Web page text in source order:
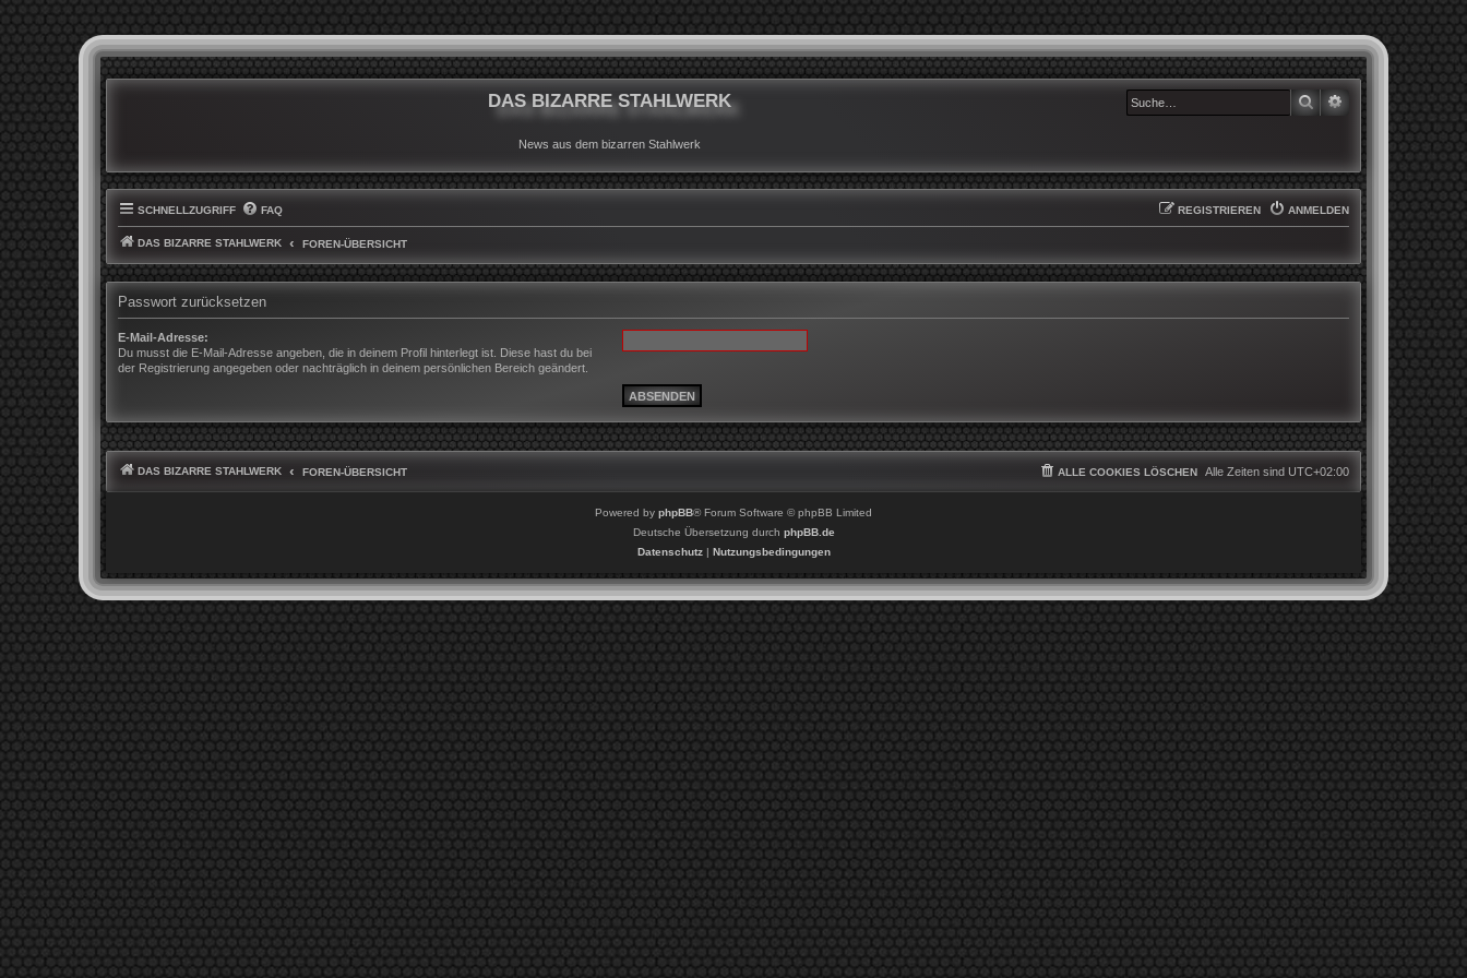
DAS BIZARRE STAHLWERK
News aus dem bizarren Stahlwerk
SUCHE
SCHNELLZUGRIFF FAQ ANMELDEN
REGISTRIEREN
DAS BIZARRE STAHLWERK FOREN-ÜBERSICHT
Passwort zurücksetzen
E-Mail-Adresse:
Du musst die E-Mail-Adresse angeben, die in deinem Profil hinterlegt ist. Diese hast du bei
der Registrierung angegeben oder nachträglich in deinem persönlichen Bereich geändert.
DAS BIZARRE STAHLWERK FOREN-ÜBERSICHT Alle Zeiten sind UTC+02:00
ALLE COOKIES LÖSCHEN
Powered by phpBB® Forum Software © phpBB Limited
Deutsche Übersetzung durch phpBB.de
Datenschutz| Nutzungsbedingungen